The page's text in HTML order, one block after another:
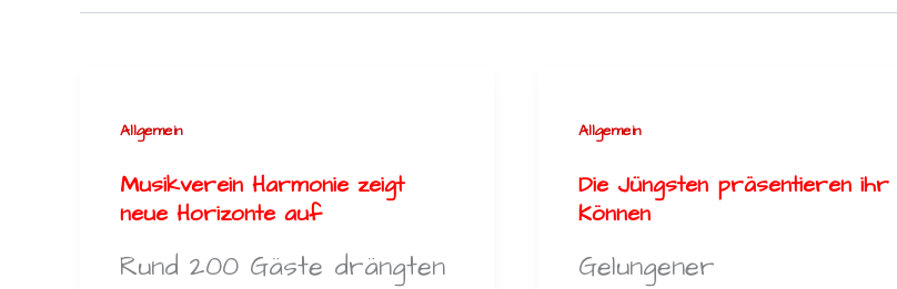
Allgemein
Musikverein Harmonie zeigt
neue Horizonte auf
Rund 200 Gäste drängten
Allgemein
Die Jüngsten präsentieren ihr
Können
Gelungener